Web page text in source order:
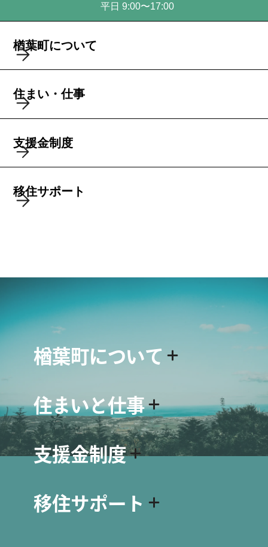
平日 9:00〜17:00
楢葉町について
住まい・仕事
支援金制度
移住サポート
楢葉町について
名物・シンボル
スポット紹介
動画で見る楢葉町
資料ダウンロード
住まいと仕事
住まい情報
空き家・空き地バンクについて
仕事情報
求人情報
支援金制度
出産・子育て関連の支援金制度
移住サポート